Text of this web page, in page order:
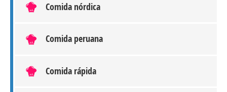
Comida nórdica
Comida peruana
Comida rápida